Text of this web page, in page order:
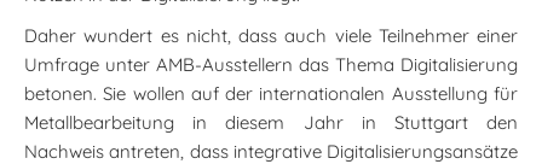
Daher wundert es nicht, dass auch viele Teilnehmer einer
Umfrage unter AMB-Ausstellern das Thema Digitalisierung
betonen. Sie wollen auf der internationalen Ausstellung für
Metallbearbeitung in diesem Jahr in Stuttgart den
Nachweis antreten, dass integrative Digitalisierungsansätze